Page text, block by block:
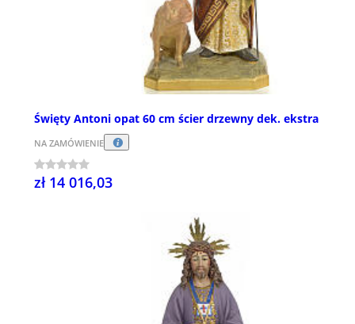
Święty Antoni opat 60 cm ścier drzewny dek. ekstra
NA ZAMÓWIENIE
zł 14 016,03